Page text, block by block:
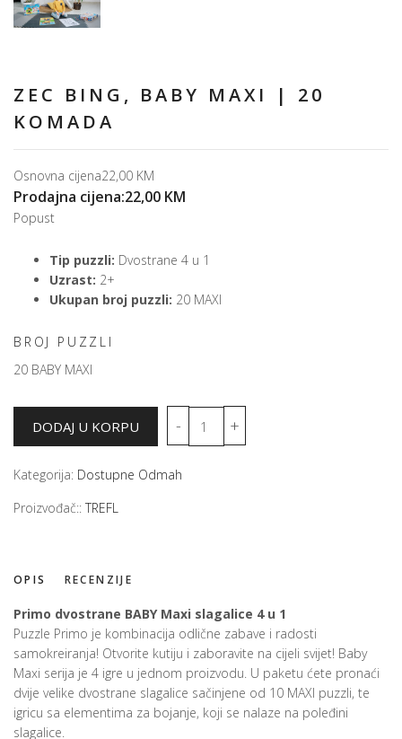
ZEC BING, BABY MAXI | 20
KOMADA
Osnovna cijena22,00 KM
Prodajna cijena:22,00 KM
Popust
Tip puzzli: Dvostrane 4 u 1
Uzrast: 2+
Ukupan broj puzzli: 20 MAXI
BROJ PUZZLI
20 BABY MAXI
Kategorija: Dostupne Odmah
Proizvođač:: TREFL
OPIS RECENZIJE
Primo dvostrane BABY Maxi slagalice 4 u 1
Puzzle Primo je kombinacija odlične zabave i radosti
samokreiranja! Otvorite kutiju i zaboravite na cijeli svijet! Baby
Maxi serija je 4 igre u jednom proizvodu. U paketu ćete pronaći
dvije velike dvostrane slagalice sačinjene od 10 MAXI puzzli, te
igricu sa elementima za bojanje, koji se nalaze na poleđini
slagalice.